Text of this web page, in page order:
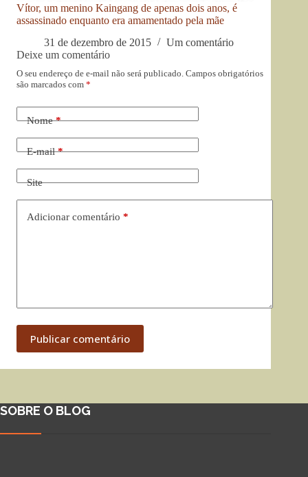
Vítor, um menino Kaingang de apenas dois anos, é
assassinado enquanto era amamentado pela mãe
31 de dezembro de 2015
Um comentário
Deixe um comentário
O seu endereço de e-mail não será publicado. Campos obrigatórios
são marcados com *
Nome*
E-mail*
Site
Adicionar comentário *
Publicar comentário
SOBRE O BLOG